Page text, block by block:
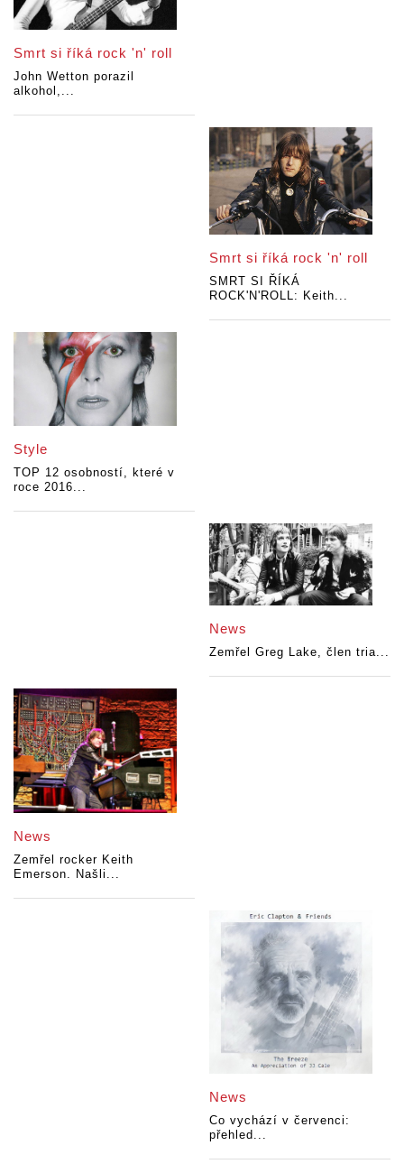
Smrt si říká rock 'n' roll
John Wetton porazil
alkohol,...
Smrt si říká rock 'n' roll
SMRT SI ŘÍKÁ
ROCK'N'ROLL: Keith...
Style
TOP 12 osobností, které v
roce 2016...
News
Zemřel Greg Lake, člen tria...
News
Zemřel rocker Keith
Emerson. Našli...
News
Co vychází v červenci:
přehled...